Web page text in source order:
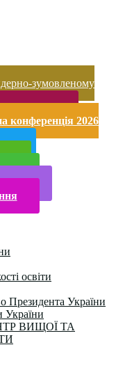
зумовленому
конференція 2026
освіти
Президента України
України
ВИЩОЇ ТА